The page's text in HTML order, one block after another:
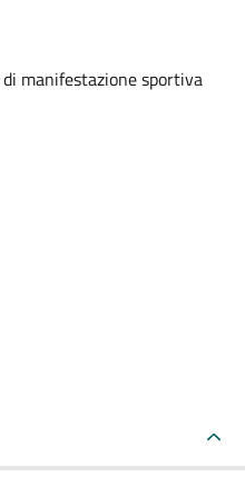
manifestazione sportiva